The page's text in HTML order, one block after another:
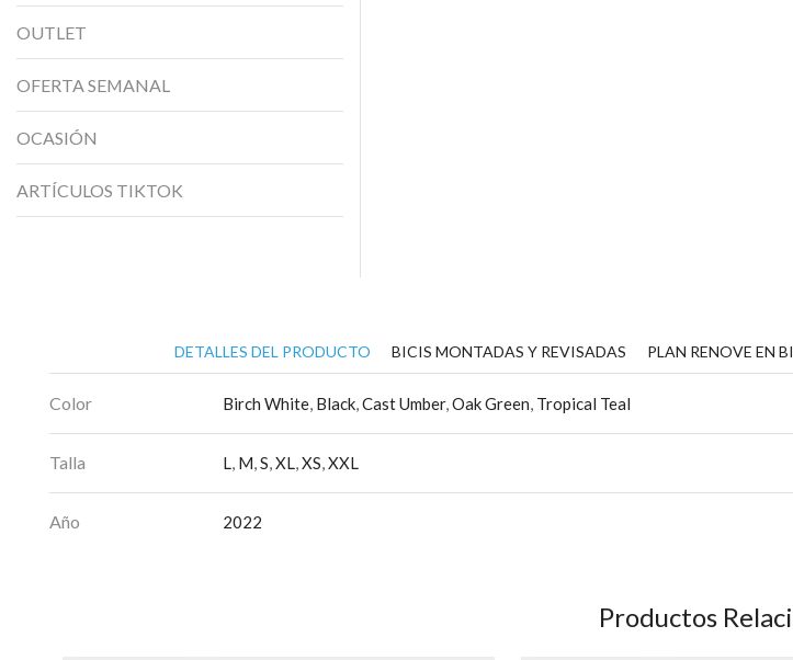
OUTLET
OFERTA SEMANAL
OCASIÓN
ARTÍCULOS TIKTOK
DETALLES DEL PRODUCTO BICIS MONTADAS Y REVISADAS PLAN RENOVE EN
Color Birch White, Black,Cast Umber,Oak Green, Tropical Teal
Talla L, M,S,XL,XS,XXL
Año 2022
Productos